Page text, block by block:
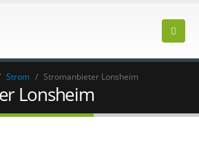
Strom / Stromanbieter Lonsheim
Lonsheim